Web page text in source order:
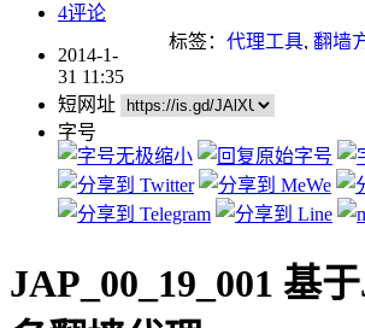
4评论
标签： 代理工具, 翻墙
2014-1-
31 11:35
短网址
字号
JAP_00_19_001 基